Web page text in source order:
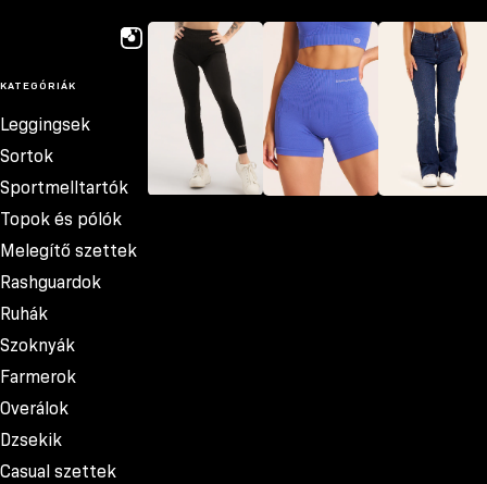
KATEGÓRIÁK
Leggingsek
Sortok
Sportmelltartók
Topok és pólók
Melegítő szettek
Rashguardok
Ruhák
Szoknyák
Farmerok
Overálok
Dzsekik
Casual szettek